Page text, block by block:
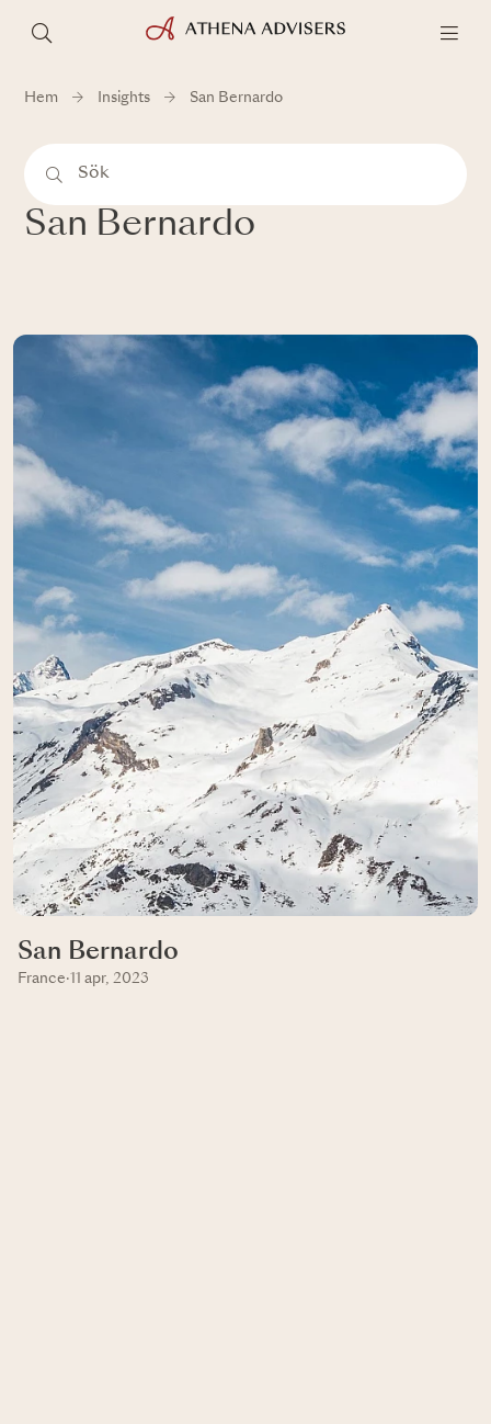
Hem Insights San Bernardo
San Bernardo
San Bernardo
France·11 apr, 2023